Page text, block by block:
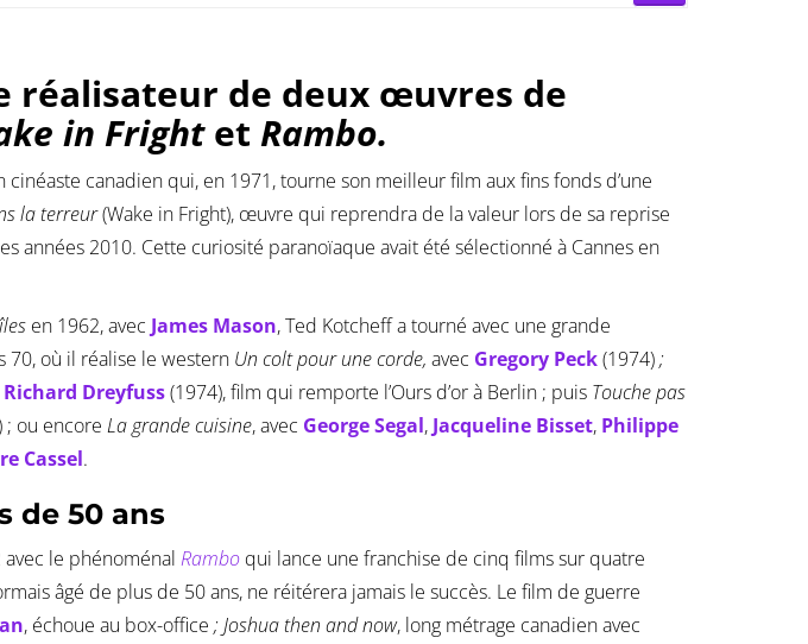
réalisateur de deux œuvres de
in Frightet Rambo.
cinéaste canadien qui, en 1971, tourne son meilleur film aux fins fonds d’une
la terreur(Wake in Fright), œuvre qui reprendra de la valeur lors de sa reprise
années 2010. Cette curiosité paranoïaque avait été sélectionné à Cannes en
en 1962, avec James Mason, Ted Kotcheff a tourné avec une grande
70, où il réalise le western Un colt pour une corde, avec Gregory Peck(1974);
Richard Dreyfuss(1974), film qui remporte l’Ours d’or à Berlin ; puis Touche pas
; ou encore La grande cuisine, avec George Segal, Jacqueline Bisset, Philippe
Cassel.
de 50 ans
le phénoménal Rambo qui lance une franchise de cinq films sur quatre
âgé de plus de 50 ans, ne réitérera jamais le succès. Le film de guerre
, échoue au box-office ; Joshua then and now, long métrage canadien avec